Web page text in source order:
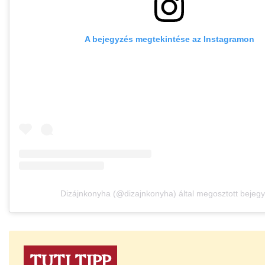
A bejegyzés megtekintése az Instagramon
Dizájnkonyha (@dizajnkonyha) által megosztott
TUTI TIPP